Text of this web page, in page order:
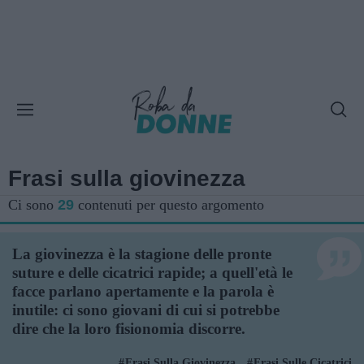
Frasi sulla giovinezza
Ci sono 29 contenuti per questo argomento
La giovinezza è la stagione delle pronte
suture e delle cicatrici rapide; a quell'età le
facce parlano apertamente e la parola è
inutile: ci sono giovani di cui si potrebbe
dire che la loro fisionomia discorre.